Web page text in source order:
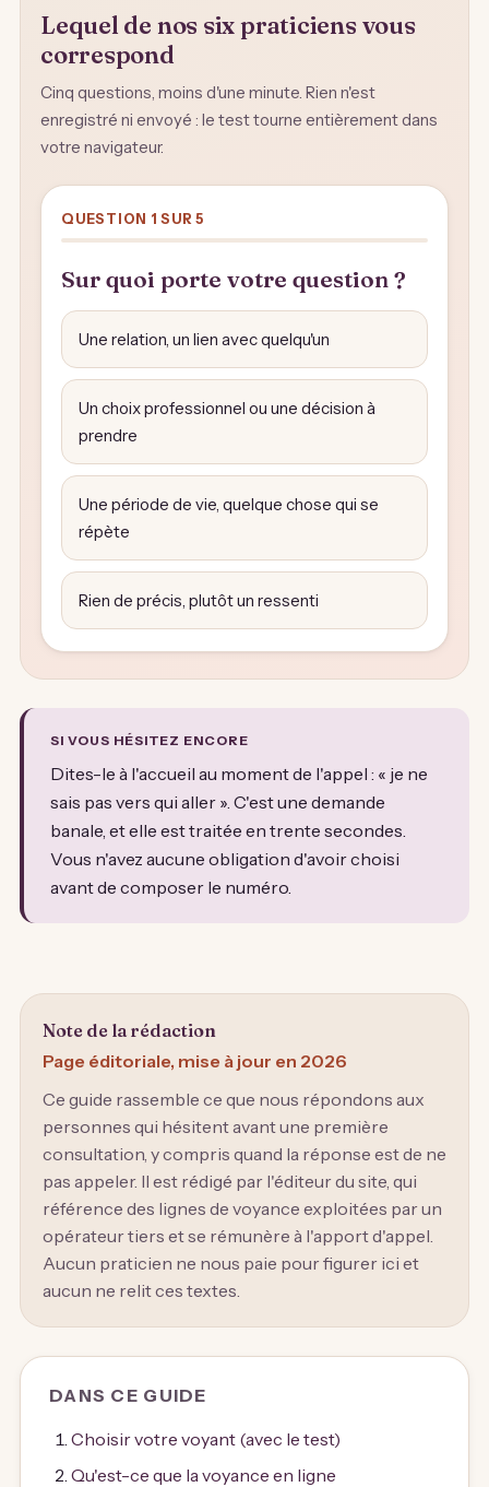
Lequel de nos six praticiens vous
correspond
Cinq questions, moins d'une minute. Rien n'est
enregistré ni envoyé : le test tourne entièrement dans
votre navigateur.
QUESTION 1 SUR 5
Sur quoi porte votre question ?
Une relation, un lien avec quelqu'un
Un choix professionnel ou une décision à
prendre
Une période de vie, quelque chose qui se
répète
Rien de précis, plutôt un ressenti
SI VOUS HÉSITEZ ENCORE
Dites-le à l'accueil au moment de l'appel : « je ne
sais pas vers qui aller ». C'est une demande
banale, et elle est traitée en trente secondes.
Vous n'avez aucune obligation d'avoir choisi
avant de composer le numéro.
Note de la rédaction
Page éditoriale, mise à jour en 2026
Ce guide rassemble ce que nous répondons aux
personnes qui hésitent avant une première
consultation, y compris quand la réponse est de ne
pas appeler. Il est rédigé par l'éditeur du site, qui
référence des lignes de voyance exploitées par un
opérateur tiers et se rémunère à l'apport d'appel.
Aucun praticien ne nous paie pour figurer ici et
aucun ne relit ces textes.
DANS CE GUIDE
Choisir votre voyant (avec le test)
Qu'est-ce que la voyance en ligne